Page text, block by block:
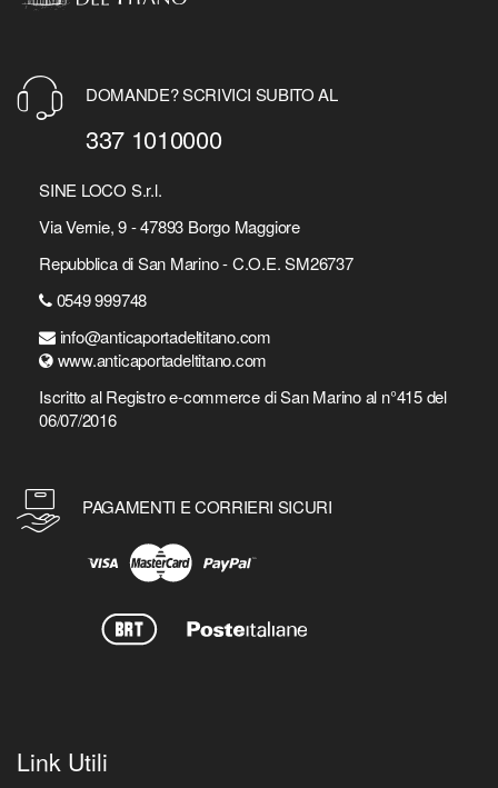
DOMANDE? SCRIVICI SUBITO AL
337 1010000
SINE LOCO S.r.l.
Via Vernie, 9 - 47893 Borgo Maggiore
Repubblica di San Marino - C.O.E. SM26737
0549 999748
info@anticaportadeltitano.com
www.anticaportadeltitano.com
Iscritto al Registro e-commerce di San Marino al n°415 del
06/07/2016
PAGAMENTI E CORRIERI SICURI
Link Utili